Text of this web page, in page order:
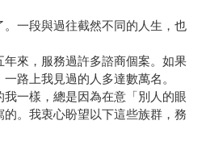
一段與過往截然不同的人生，也
來，服務過許多諮商個案。如果
路上我見過的人多達數萬名。
一樣，總是因為在意「別人的眼
。我衷心盼望以下這些族群，務